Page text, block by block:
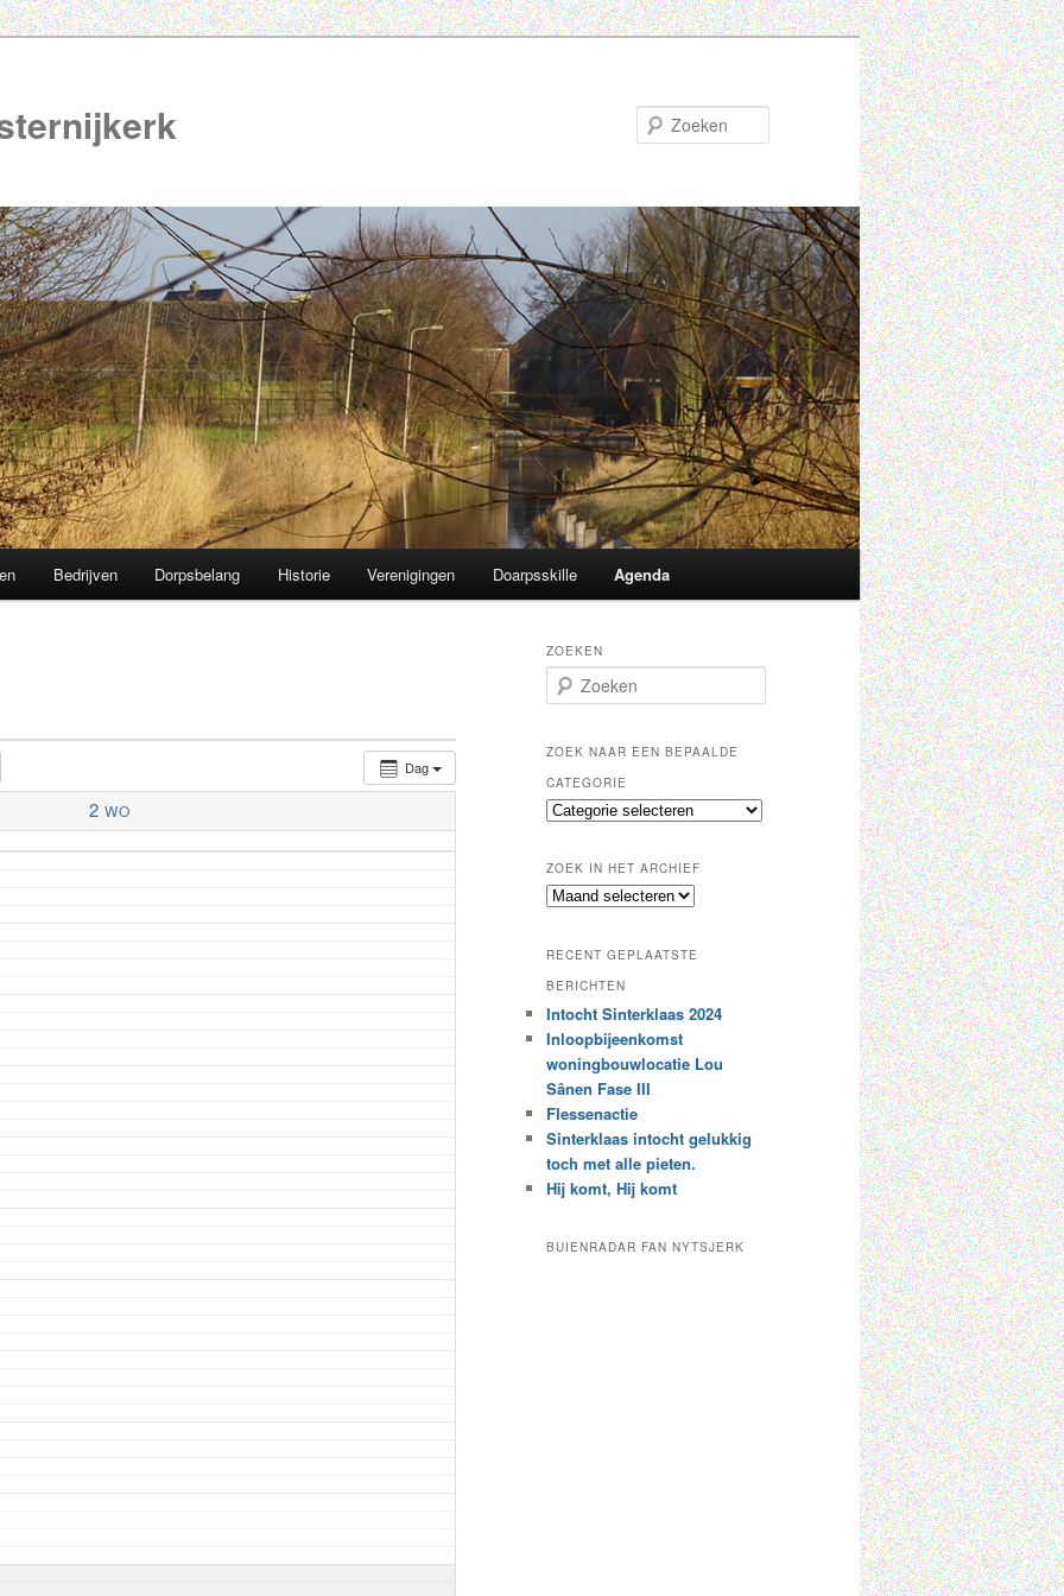
Bedrijven Dorpsbelang Historie Verenigingen Doarpsskille Agenda
Dag
2 WO
ZOEKEN
o
k
n
ZOEK NAAR EEN BEPAALDE
CATEGORIE
Z
k
n
e
e
n
b
e
a
a
l
d
c
ZOEK IN HET ARCHIEF
Z
k
i
n
h
t
a
r
c
h
i
RECENT GEPLAATSTE
BERICHTEN
Intocht Sinterklaas 2024
Inloopbijeenkomst
woningbouwlocatie Lou
Sânen Fase III
Flessenactie
Sinterklaas intocht gelukkig
toch met alle pieten.
Hij komt, Hij komt
BUIENRADAR FAN NYTSJERK